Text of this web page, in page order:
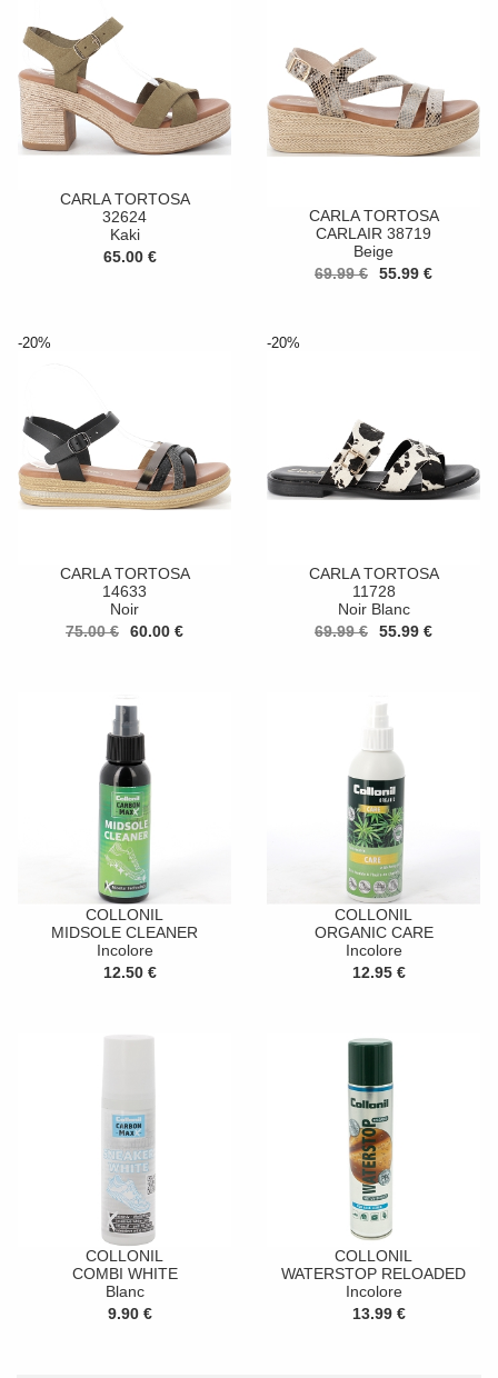
CARLA TORTOSA
32624
Kaki
65.00 €
CARLA TORTOSA
CARLAIR 38719
Beige
69.99 €
55.99 €
-20%
CARLA TORTOSA
14633
Noir
75.00 €
60.00 €
-20%
CARLA TORTOSA
11728
Noir Blanc
69.99 €
55.99 €
COLLONIL
MIDSOLE CLEANER
Incolore
12.50 €
COLLONIL
ORGANIC CARE
Incolore
12.95 €
COLLONIL
COMBI WHITE
Blanc
9.90 €
COLLONIL
WATERSTOP RELOADED
Incolore
13.99 €